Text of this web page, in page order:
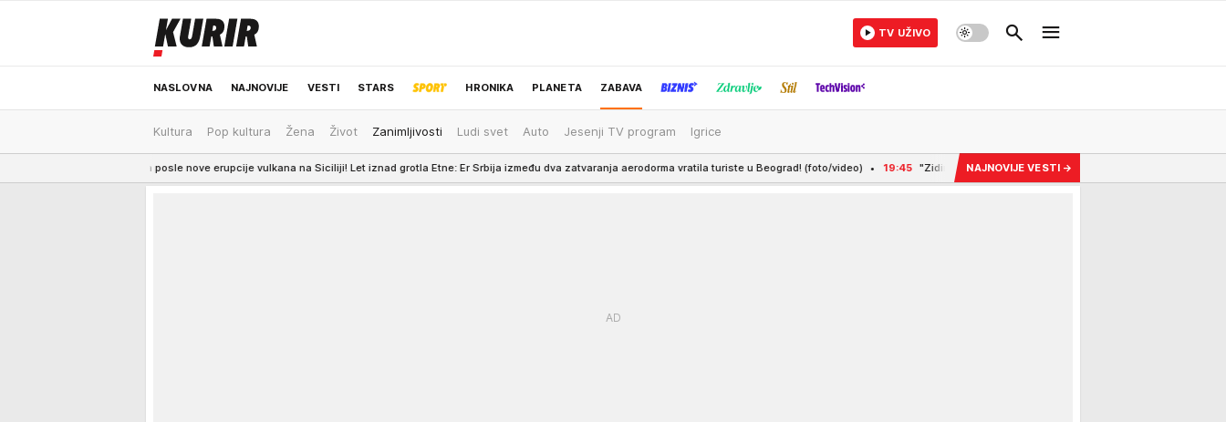
NASLOVNA NAJNOVIJE VESTI STARS HRONIKA PLANETA ZABAVA
ODRŽIVA BUDUĆNOST REGION NEWS IZBOR UREDNIKA
TV UŽIVO
Kultura Pop kultura Žena Život Zanimljivosti Ludi svet Auto Jesenji TV program Igrice
posle nove erupcije vulkana na Siciliji! Let iznad grotla Etne: Er Srbija između dva zatvaranja aerodorma vratila turiste u Beograd! (foto/video) 19:45 "Zidine Troje su vidno netaknute, vojske su malobrojne, brodova ima svega nekoliko"
NAJNOVIJE VESTI →